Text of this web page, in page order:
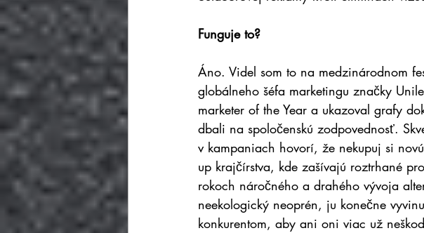
Funguje to?
Áno. Videl som to na medzinárodnom
globálneho šéfa marketingu značky
marketer of the Year a ukazoval grafy
dbali na spoločenskú zodpovednosť.
v kampaniach hovorí, že nekupuj si
up krajčírstva, kde zašívajú roztrhané
rokoch náročného a drahého vývoja
neekologický neoprén, ju konečne
konkurentom, aby ani oni viac už